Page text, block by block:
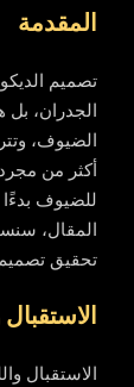
المقدمة
تصميم
الجدران،
الضيوف،
أكثر من
للضيوف
المقال،
تحقيق تصميم
الاستقبال